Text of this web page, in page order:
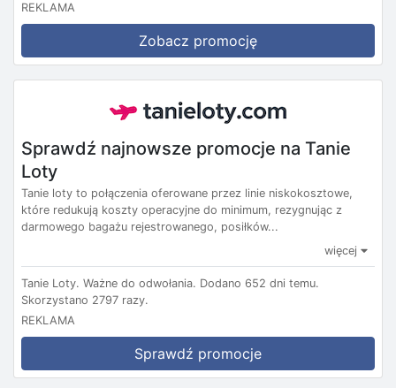
REKLAMA
Zobacz promocję
Sprawdź najnowsze promocje na Tanie
Loty
Tanie loty to połączenia oferowane przez linie niskokosztowe,
które redukują koszty operacyjne do minimum, rezygnując z
darmowego bagażu rejestrowanego, posiłków...
więcej
Tanie Loty. Ważne do odwołania. Dodano 652 dni temu.
Skorzystano 2797 razy.
REKLAMA
Sprawdź promocje